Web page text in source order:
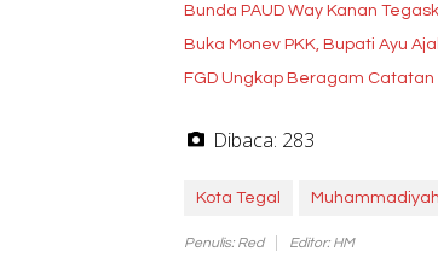
Bunda PAUD Way Kanan
Buka Monev PKK, Bupati Ayu
FGD Ungkap Beragam Catatan
Dibaca: 283
Kota Tegal Muhammadiyah
Penulis: Red Editor: HM